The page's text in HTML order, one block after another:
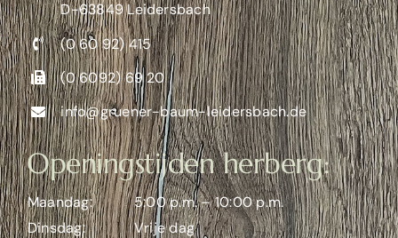
D-63849 Leidersbach
(0 60 92) 415
(0 6092) 69 20
info@gruener-baum-leidersbach.de
Openingstijden herberg:
Maandag:
5:00 p.m. – 10:00 p.m.
Dinsdag:
Vrije dag